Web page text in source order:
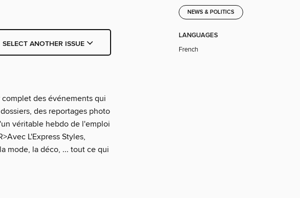
SELECT ANOTHER ISSUE
des événements qui
des reportages photo
véritable hebdo de l'emploi
L'Express Styles,
mode, la déco, ... tout ce qui
NEWS & POLITICS
LANGUAGES
French